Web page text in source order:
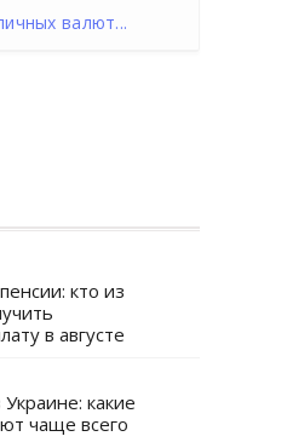
валют...
кто из
в августе
какие
чаще всего